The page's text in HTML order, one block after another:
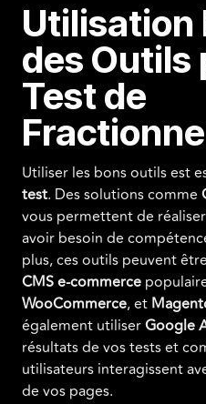
Utilisation
des Outils
Test de
Utiliser les bons outils est
test. Des solutions comme
vous permettent de
avoir besoin de
plus, ces outils peuvent
CMS e-commerce
WooCommerce, et
également utiliserGoogle
résultats de vos tests et
utilisateurs interagissent
de vos pages.